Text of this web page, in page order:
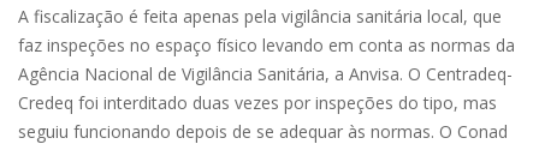
A fiscalização é feita apenas pela vigilância sanitária local, que
faz inspeções no espaço físico levando em conta as normas da
Agência Nacional de Vigilância Sanitária, a Anvisa. O Centradeq-
Credeq foi interditado duas vezes por inspeções do tipo, mas
seguiu funcionando depois de se adequar às normas. O Conad